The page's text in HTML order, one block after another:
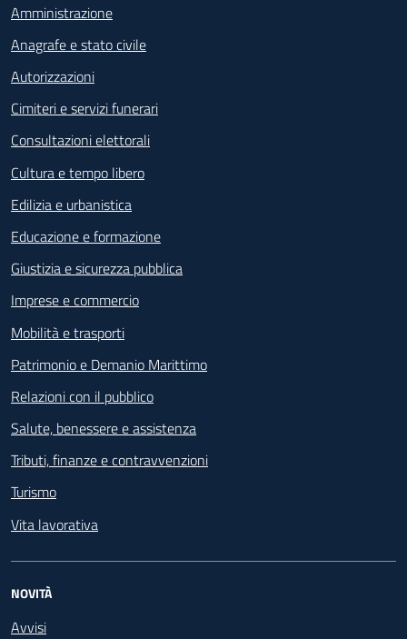
Amministrazione
Anagrafe e stato civile
Autorizzazioni
Cimiteri e servizi funerari
Consultazioni elettorali
Cultura e tempo libero
Edilizia e urbanistica
Educazione e formazione
Giustizia e sicurezza pubblica
Imprese e commercio
Mobilità e trasporti
Patrimonio e Demanio Marittimo
Relazioni con il pubblico
Salute, benessere e assistenza
Tributi, finanze e contravvenzioni
Turismo
Vita lavorativa
NOVITÀ
Avvisi